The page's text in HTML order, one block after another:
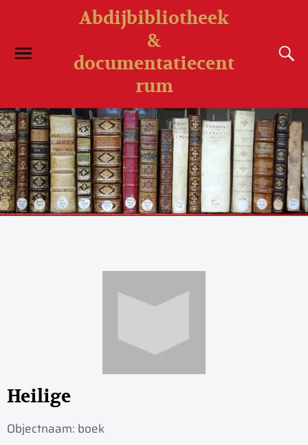
Abdijbibliotheek
&
documentatiecent
rum
Heilige
Objectnaam: boek